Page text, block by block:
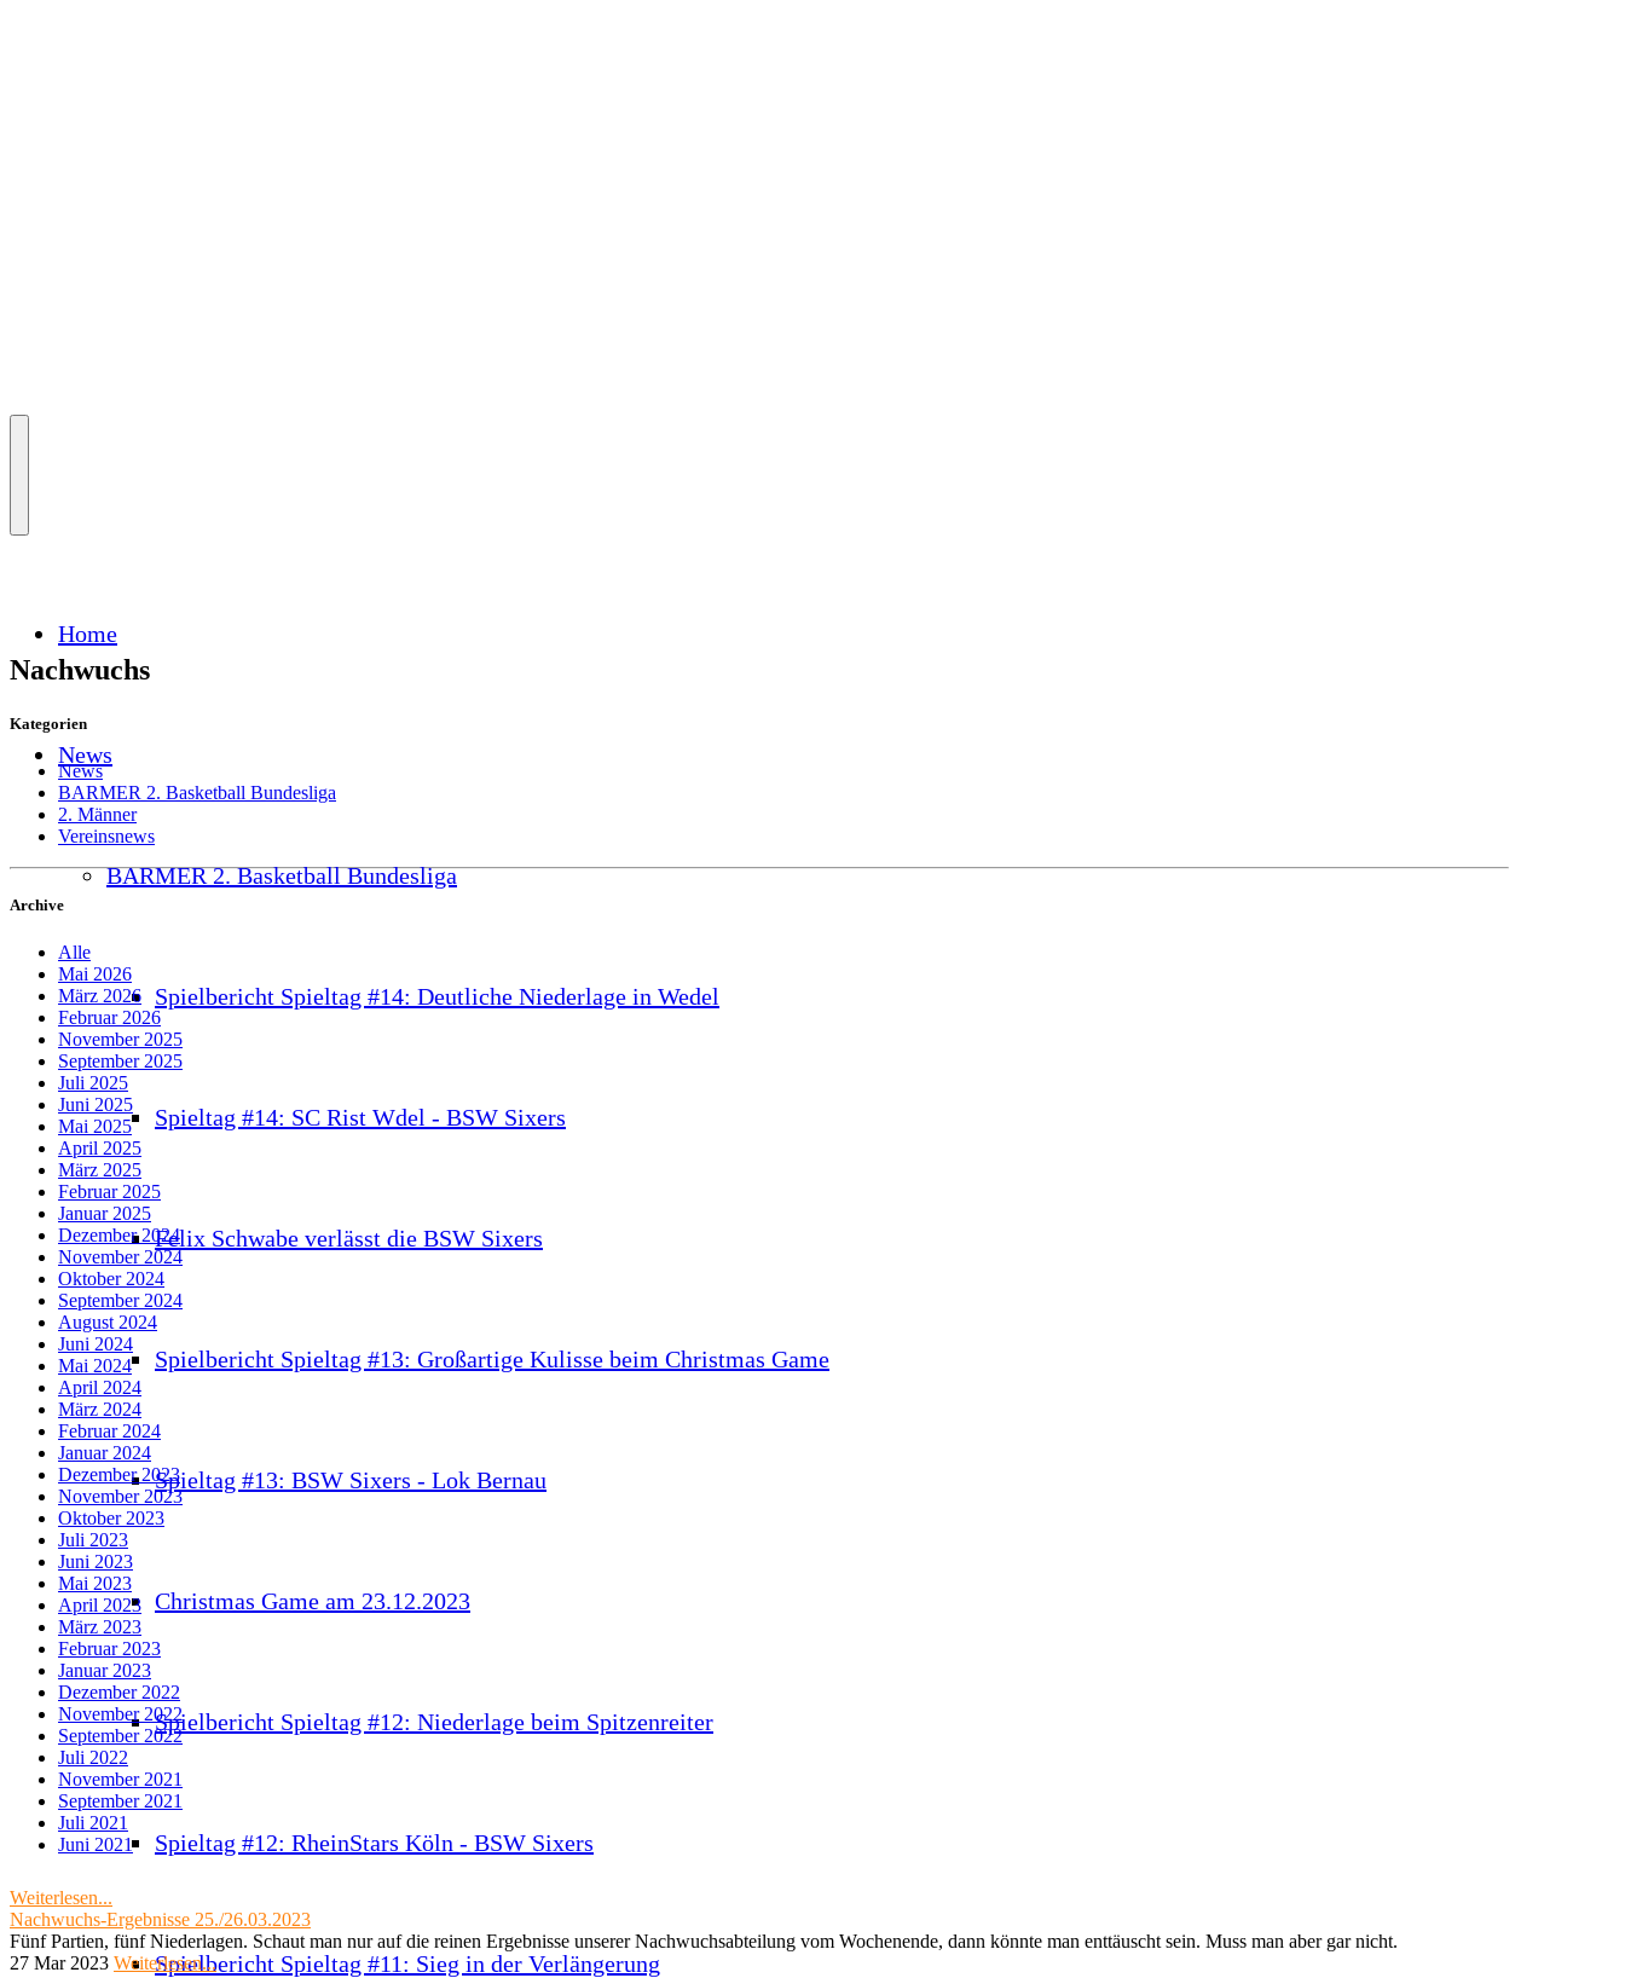
Home
News
BARMER 2. Basketball Bundesliga
Spielbericht Spieltag #14: Deutliche Niederlage in Wedel
Spieltag #14: SC Rist Wdel - BSW Sixers
Felix Schwabe verlässt die BSW Sixers
Spielbericht Spieltag #13: Großartige Kulisse beim Christmas Game
Spieltag #13: BSW Sixers - Lok Bernau
Christmas Game am 23.12.2023
Spielbericht Spieltag #12: Niederlage beim Spitzenreiter
Spieltag #12: RheinStars Köln - BSW Sixers
Spielbericht Spieltag #11: Sieg in der Verlängerung
Nachwuchs
Kategorien
News
BARMER 2. Basketball Bundesliga
2. Männer
Vereinsnews
Archive
Alle
Mai 2026
März 2026
Februar 2026
November 2025
September 2025
Juli 2025
Juni 2025
Mai 2025
April 2025
März 2025
Februar 2025
Januar 2025
Dezember 2024
November 2024
Oktober 2024
September 2024
August 2024
Juni 2024
Mai 2024
April 2024
März 2024
Februar 2024
Januar 2024
Dezember 2023
November 2023
Oktober 2023
Juli 2023
Juni 2023
Mai 2023
April 2023
März 2023
Februar 2023
Januar 2023
Dezember 2022
November 2022
September 2022
Juli 2022
November 2021
September 2021
Juli 2021
Juni 2021
Weiterlesen...
Nachwuchs-Ergebnisse 25./26.03.2023
Fünf Partien, fünf Niederlagen. Schaut man nur auf die reinen Ergebnisse unserer Nachwuchsabteilung vom Wochenende, dann könnte man enttäuscht sein. Muss man aber gar nicht.
27 Mar 2023 Weiterlesen...